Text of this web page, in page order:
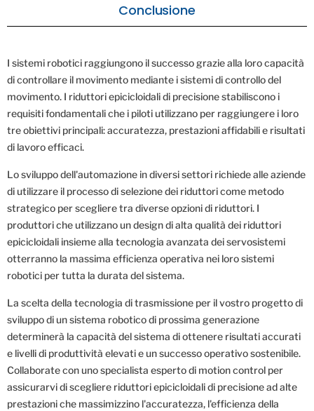
Conclusione
I sistemi robotici raggiungono il successo grazie alla loro capacità
di controllare il movimento mediante i sistemi di controllo del
movimento. I riduttori epicicloidali di precisione stabiliscono i
requisiti fondamentali che i piloti utilizzano per raggiungere i loro
tre obiettivi principali: accuratezza, prestazioni affidabili e risultati
di lavoro efficaci.
Lo sviluppo dell'automazione in diversi settori richiede alle aziende
di utilizzare il processo di selezione dei riduttori come metodo
strategico per scegliere tra diverse opzioni di riduttori. I
produttori che utilizzano un design di alta qualità dei riduttori
epicicloidali insieme alla tecnologia avanzata dei servosistemi
otterranno la massima efficienza operativa nei loro sistemi
robotici per tutta la durata del sistema.
La scelta della tecnologia di trasmissione per il vostro progetto di
sviluppo di un sistema robotico di prossima generazione
determinerà la capacità del sistema di ottenere risultati accurati
e livelli di produttività elevati e un successo operativo sostenibile.
Collaborate con uno specialista esperto di motion control per
assicurarvi di scegliere riduttori epicicloidali di precisione ad alte
prestazioni che massimizzino l'accuratezza, l'efficienza della